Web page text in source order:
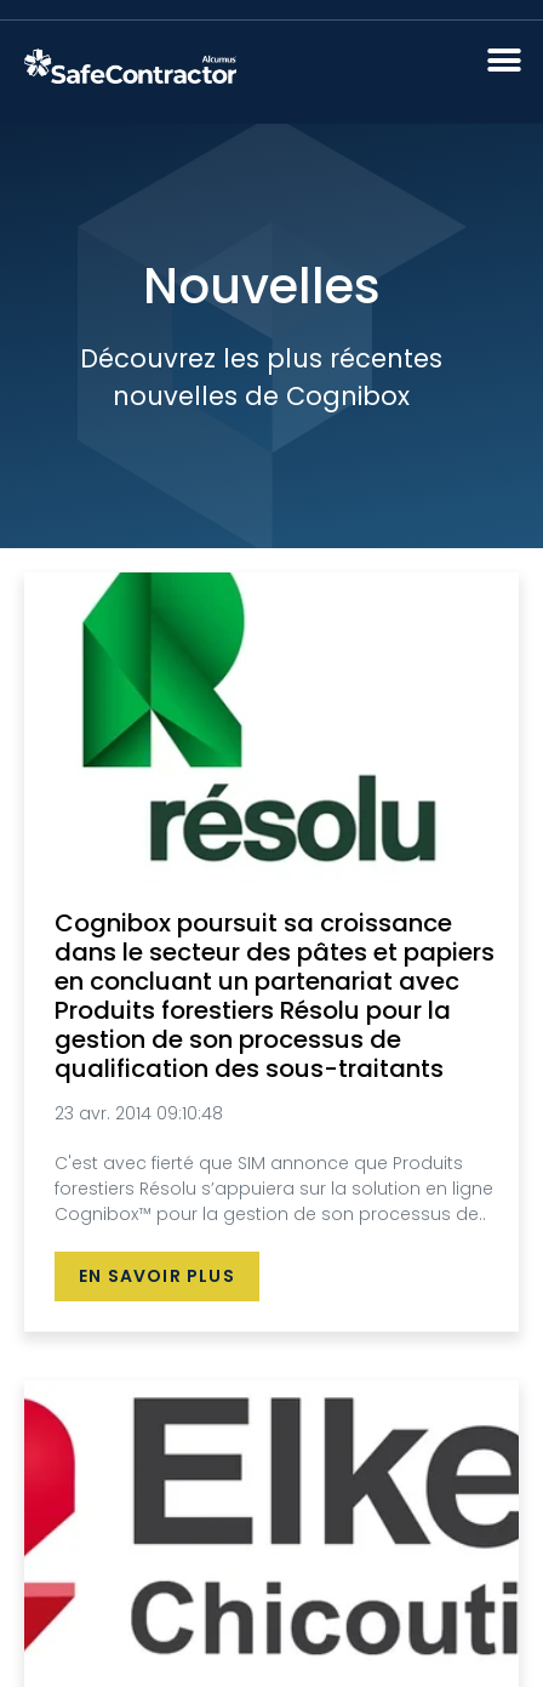
Nouvelles
Découvrez les plus récentes
nouvelles de Cognibox
Cognibox poursuit sa croissance
dans le secteur des pâtes et papiers
en concluant un partenariat avec
Produits forestiers Résolu pour la
gestion de son processus de
qualification des sous-traitants
23 avr. 2014 09:10:48
C'est avec fierté que SIM annonce que Produits
forestiers Résolu s’appuiera sur la solution en ligne
Cognibox™ pour la gestion de son processus de..
EN SAVOIR PLUS